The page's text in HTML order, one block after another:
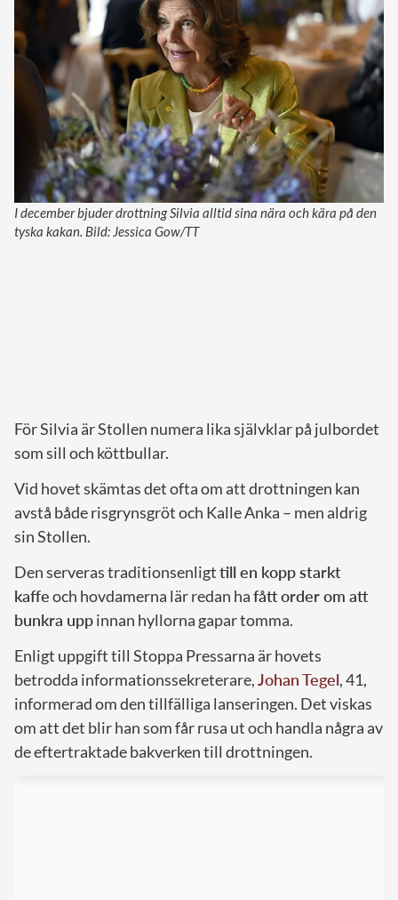
I december bjuder drottning Silvia alltid sina nära och kära på den
tyska kakan. Bild: Jessica Gow/TT
För Silvia är Stollen numera lika självklar på julbordet
som sill och köttbullar.
Vid hovet skämtas det ofta om att drottningen kan
avstå både risgrynsgröt och Kalle Anka – men aldrig
sin Stollen.
Den serveras traditionsenligttill en kopp starkt
kaffeoch hovdamerna lär redan hafått order om att
bunkra uppinnan hyllorna gapar tomma.
Enligt uppgift till Stoppa Pressarna är hovets
betrodda informationssekreterare,Johan Tegel, 41,
informerad om den tillfälliga lanseringen. Det viskas
om att det blir han som får rusa ut och handla några av
de eftertraktade bakverken till drottningen.